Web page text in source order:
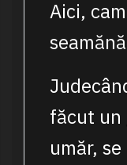
Aici,
făcut un
umăr,